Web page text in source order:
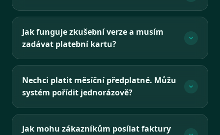
Jak funguje zkušební verze a musím
zadávat platební kartu?
Nechci platit měsíční předplatné. Můžu
systém pořídit jednorázově?
Jak mohu zákazníkům posílat faktury